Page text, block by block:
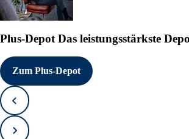
Plus-Depot Das leistungsstärkste
Zum Plus-Depot
Zurück